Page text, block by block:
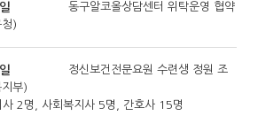
동구알코올상담센터 위탁운영 협약
청)
정신보건전문요원 수련생 정원 조
지부)
사 2명, 사회복지사 5명, 간호사 15명